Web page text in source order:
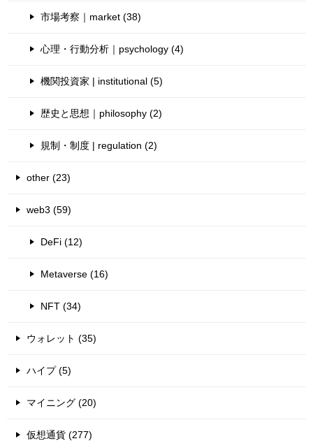
市場考察｜market (38)
心理・行動分析｜psychology (4)
機関投資家 | institutional (5)
歴史と思想｜philosophy (2)
規制・制度 | regulation (2)
other (23)
web3 (59)
DeFi (12)
Metaverse (16)
NFT (34)
ウォレット (35)
ハイプ (5)
マイニング (20)
仮想通貨 (277)